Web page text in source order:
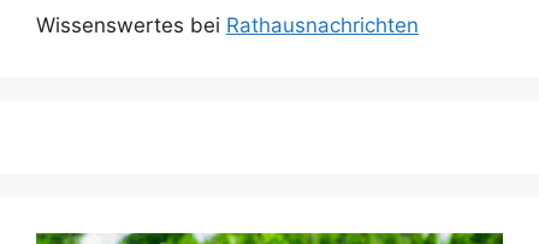
Wissenswertes bei Rathausnachrichten